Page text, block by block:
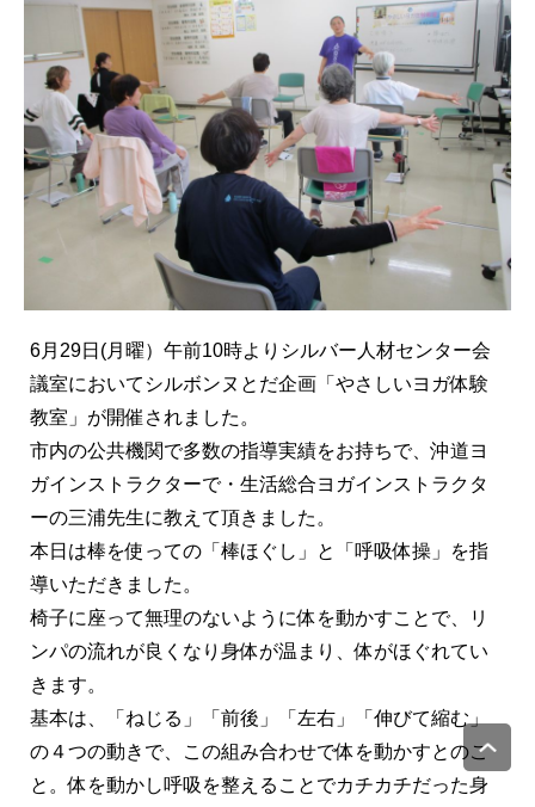
6月29日(月曜）午前10時よりシルバー人材センター会
議室においてシルボンヌとだ企画「やさしいヨガ体験
教室」が開催されました。
市内の公共機関で多数の指導実績をお持ちで、沖道ヨ
ガインストラクターで・生活総合ヨガインストラクタ
ーの三浦先生に教えて頂きました。
本日は棒を使っての「棒ほぐし」と「呼吸体操」を指
導いただきました。
椅子に座って無理のないように体を動かすことで、リ
ンパの流れが良くなり身体が温まり、体がほぐれてい
きます。
基本は、「ねじる」「前後」「左右」「伸びて縮む」
の４つの動きで、この組み合わせで体を動かすとのこ
と。体を動かし呼吸を整えることでカチカチだった身